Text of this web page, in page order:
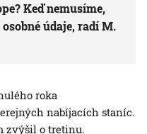
Keď nemusíme,
údaje, radí M.
roka
nabíjacích staníc.
zvýšil o tretinu.